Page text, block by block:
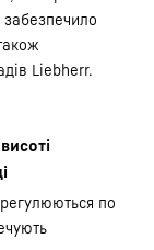
Liebherr.
регулюються по